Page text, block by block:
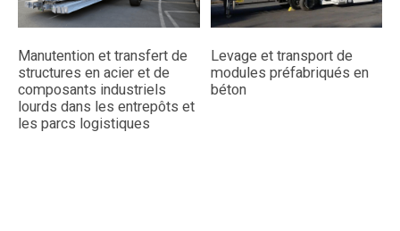
Manutention et transfert de
structures en acier et de
composants industriels
lourds dans les entrepôts et
les parcs logistiques
Levage et transport de
modules préfabriqués en
béton